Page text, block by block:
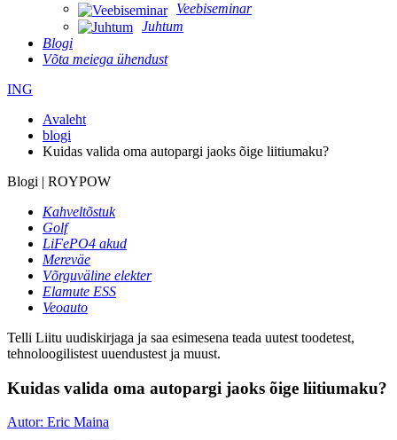
Veebiseminar
Juhtum
Blogi
Võta meiega ühendust
ING
Avaleht
blogi
Kuidas valida oma autopargi jaoks õige liitiumaku?
Blogi | ROYPOW
Kahveltõstuk
Golf
LiFePO4 akud
Mereväe
Võrguväline elekter
Elamute ESS
Veoauto
Telli Liitu uudiskirjaga ja saa esimesena teada uutest toodetest,
tehnoloogilistest uuendustest ja muust.
Kuidas valida oma autopargi jaoks õige liitiumaku?
Autor: Eric Maina